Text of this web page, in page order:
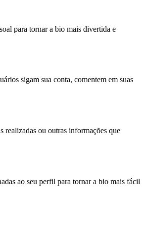
para tornar a bio mais divertida e
sigam sua conta, comentem em suas
realizadas ou outras informações que
ao seu perfil para tornar a bio mais fácil